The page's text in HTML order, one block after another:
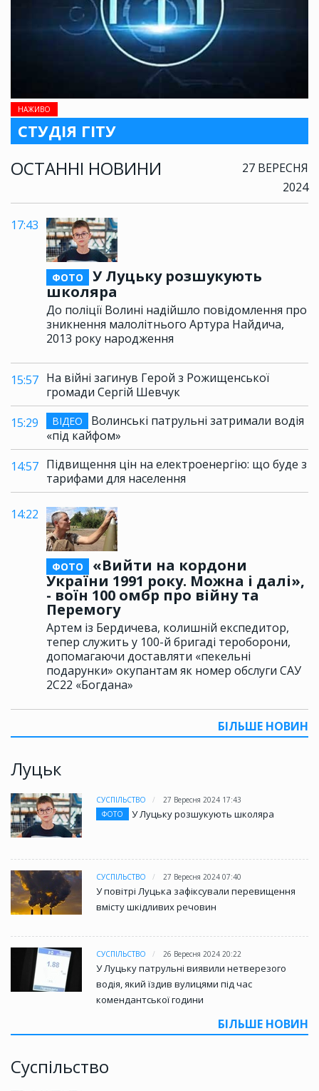
НАЖИВО
СТУДІЯ ГІТУ
ОСТАННІ НОВИНИ
27 ВЕРЕСНЯ
2024
17:43
ФОТО
У Луцьку розшукують
школяра
До поліції Волині надійшло повідомлення про
зникнення малолітнього Артура Найдича,
2013 року народження
15:57 На війні загинув Герой з Рожищенської
громади Сергій Шевчук
15:29
ВІДЕО
Волинські патрульні затримали водія
«під кайфом»
14:57 Підвищення цін на електроенергію: що буде з
тарифами для населення
14:22
ФОТО
«Вийти на кордони
України 1991 року. Можна і далі»,
- воїн 100 омбр про війну та
Перемогу
Артем із Бердичева, колишній експедитор,
тепер служить у 100-й бригаді тероборони,
допомагаючи доставляти «пекельні
подарунки» окупантам як номер обслуги САУ
2С22 «Богдана»
БІЛЬШЕ НОВИН
Луцьк
СУСПІЛЬСТВО
27 Вересня 2024 17:43
ФОТО
У Луцьку розшукують школяра
СУСПІЛЬСТВО 27 Вересня 2024 07:40
У повітрі Луцька зафіксували перевищення
вмісту шкідливих речовин
СУСПІЛЬСТВО 26 Вересня 2024 20:22
У Луцьку патрульні виявили нетверезого
водія, який їздив вулицями під час
комендантської години
БІЛЬШЕ НОВИН
Суспільство